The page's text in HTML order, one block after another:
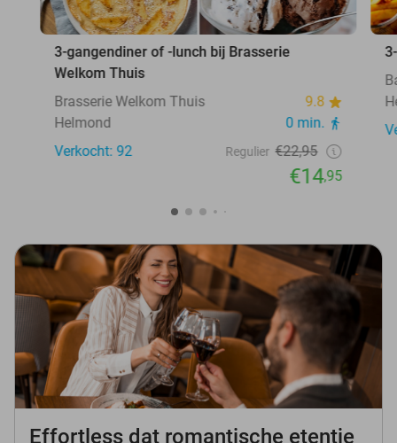
3-gangendiner of -lunch bij Brasserie
Welkom Thuis
Brasserie Welkom Thuis
9.8
Helmond
0 min.
Verkocht: 92
Regulier €22,95
€14,95
Effortless dat romantische etentje